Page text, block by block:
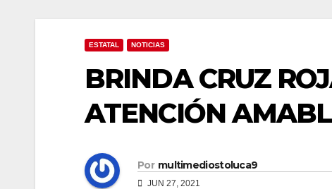
ESTATAL NOTICIAS
BRINDA CRUZ
ATENCIÓN
Por multimediostoluca9
JUN 27, 2021